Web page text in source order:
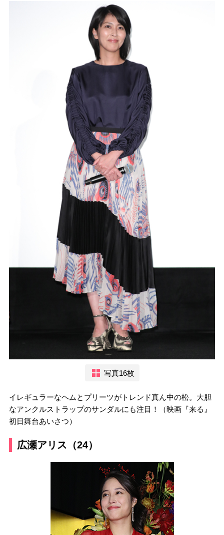
写真16枚
イレギュラーなヘムとプリーツがトレンド真ん中の松。大胆
なアンクルストラップのサンダルにも注目！（映画『来る』
初日舞台あいさつ）
広瀬アリス（24）